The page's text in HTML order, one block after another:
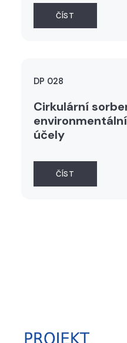
ČÍST
DP 028
Cirkulární
účely
ČÍST